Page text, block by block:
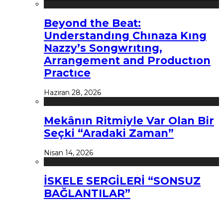
Beyond the Beat:
Understandıng Chınaza Kıng
Nazzy’s Songwrıtıng,
Arrangement and Productıon
Practıce
Haziran 28, 2026
Mekânın Ritmiyle Var Olan Bir
Seçki “Aradaki Zaman”
Nisan 14, 2026
İSKELE SERGİLERİ “SONSUZ
BAĞLANTILAR”